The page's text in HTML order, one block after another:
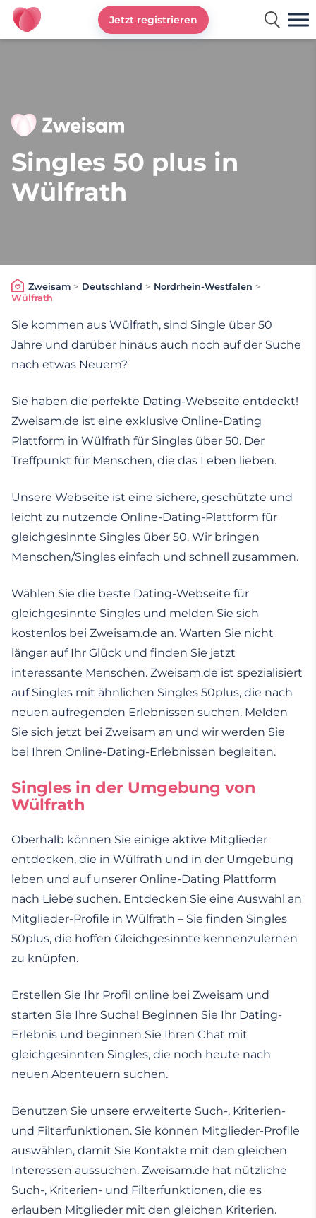
Zweisam
Jetzt registrieren
Singles 50 plus in
Wülfrath
Zweisam> Deutschland > Nordrhein-Westfalen >
Wülfrath
Sie kommen aus Wülfrath, sind Single über 50
Jahre und darüber hinaus auch noch auf der Suche
nach etwas Neuem?
Sie haben die perfekte Dating-Webseite entdeckt!
Zweisam.de ist eine exklusive Online-Dating
Plattform in Wülfrath für Singles über 50. Der
Treffpunkt für Menschen, die das Leben lieben.
Unsere Webseite ist eine sichere, geschützte und
leicht zu nutzende Online-Dating-Plattform für
gleichgesinnte Singles über 50. Wir bringen
Menschen/Singles einfach und schnell zusammen.
Wählen Sie die beste Dating-Webseite für
gleichgesinnte Singles und melden Sie sich
kostenlos bei Zweisam.de an. Warten Sie nicht
länger auf Ihr Glück und finden Sie jetzt
interessante Menschen. Zweisam.de ist spezialisiert
auf Singles mit ähnlichen Singles 50plus, die nach
neuen aufregenden Erlebnissen suchen. Melden
Sie sich jetzt bei Zweisam an und wir werden Sie
bei Ihren Online-Dating-Erlebnissen begleiten.
Singles in der Umgebung von
Wülfrath
Oberhalb können Sie einige aktive Mitglieder
entdecken, die in Wülfrath und in der Umgebung
leben und auf unserer Online-Dating Plattform
nach Liebe suchen. Entdecken Sie eine Auswahl an
Mitglieder-Profile in Wülfrath – Sie finden Singles
50plus, die hoffen Gleichgesinnte kennenzulernen
zu knüpfen.
Erstellen Sie Ihr Profil online bei Zweisam und
starten Sie Ihre Suche! Beginnen Sie Ihr Dating-
Erlebnis und beginnen Sie Ihren Chat mit
gleichgesinnten Singles, die noch heute nach
neuen Abenteuern suchen.
Benutzen Sie unsere erweiterte Such-, Kriterien-
und Filterfunktionen. Sie können Mitglieder-Profile
auswählen, damit Sie Kontakte mit den gleichen
Interessen aussuchen. Zweisam.de hat nützliche
Such-, Kriterien- und Filterfunktionen, die es
erlauben Mitglieder mit den gleichen Kriterien.